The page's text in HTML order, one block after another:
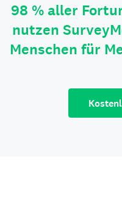
98 % aller
nutzen
Menschen für